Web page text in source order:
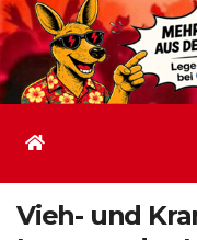
Vieh- und